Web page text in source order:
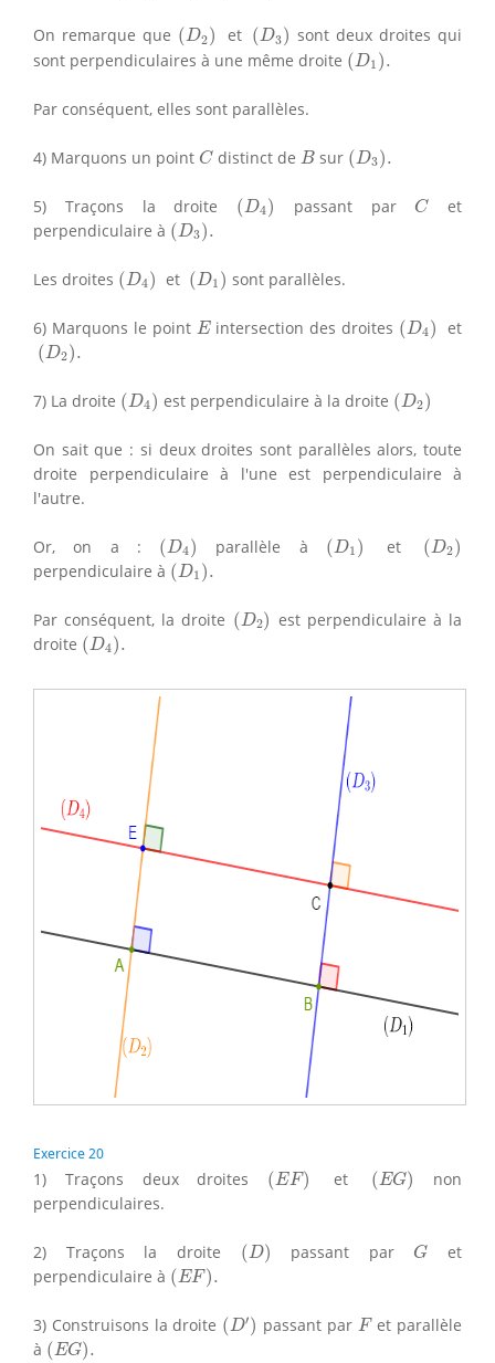
On remarque que (D2)
(D2 ) et (D3)
(D3 ) sont deux droites qui
sont perpendiculaires à une même droite (D1 ).
(D1 ).
Par conséquent, elles sont parallèles.
4) Marquons un point C
Cdistinct de B
Bsur (D3).
(D3 ).
5) Traçons la droite (D4)
(D4 ) passant par C
C et
perpendiculaire à (D3).
(D3).
Les droites (D4)
(D4 ) et (D1 )
(D1 ) sont parallèles.
6) Marquons le point E
Eintersection des droites (D4)
(D4 ) et
(D2).
(D2 ).
7) La droite (D4)
(D4 ) est perpendiculaire à la droite (D2)
(D2 )
On sait que : si deux droites sont parallèles alors, toute
droite perpendiculaire à l'une est perpendiculaire à
l'autre.
Or, on a : (D4)
(D4 ) parallèle à (D1 )
(D1 ) et (D2)
(D2 )
perpendiculaire à (D1 ).
(D1 ).
Par conséquent, la droite (D2)
(D2 ) est perpendiculaire à la
droite (D4).
(D4 ).
Exercice 20
1) Traçons deux droites (EF)
(EF) et (EG)
(EG)
non
perpendiculaires.
2) Traçons la droite (D)
(D) passant par G
G et
perpendiculaire à (EF).
(EF).
3) Construisons la droite (D′)
(D′) passant par F
Fet parallèle
à (EG).
(EG).